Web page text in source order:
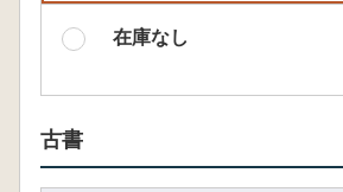
在庫なし
古書